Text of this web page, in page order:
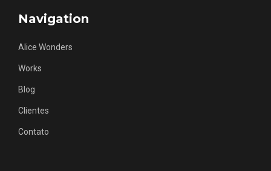
Navigation
Alice Wonders
Works
Blog
Clientes
Contato